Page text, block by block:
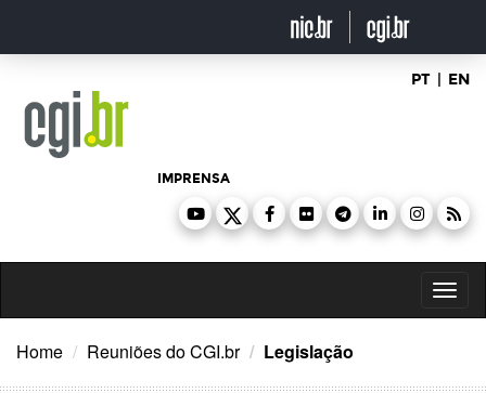
o
PT | EN
IMPRENSA
Home Reuniões do CGI.br Legislação